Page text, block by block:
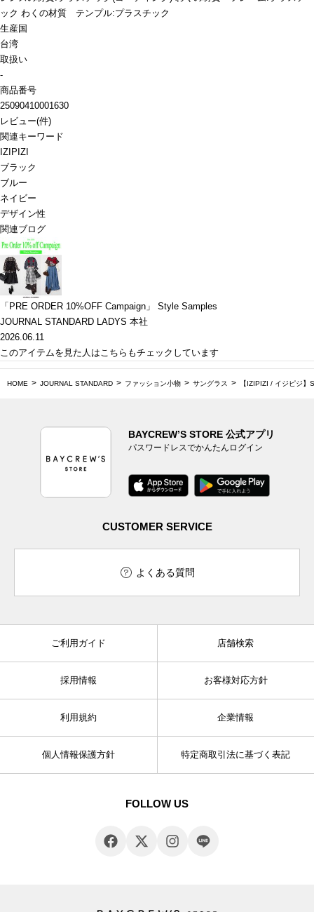
ック わくの材質 テンプル:プラスチック
生産国
台湾
取扱い
-
商品番号
25090410001630
レビュー(件)
関連キーワード
IZIPIZI
ブラック
ブルー
ネイビー
デザイン性
関連ブログ
「PRE ORDER 10%OFF Campaign」 Style Samples
JOURNAL STANDARD LADYS 本社
2026.06.11
このアイテムを見た人はこちらもチェックしています
HOME JOURNAL STANDARD ファッション小物 サングラス 【IZIPIZI / イジピジ】
BAYCREW’S STORE 公式アプリ
パスワードレスでかんたんログイン
CUSTOMER SERVICE
よくある質問
ご利用ガイド 店舗検索
採用情報 お客様対応方針
利用規約 企業情報
個人情報保護方針 特定商取引法に基づく表記
FOLLOW US